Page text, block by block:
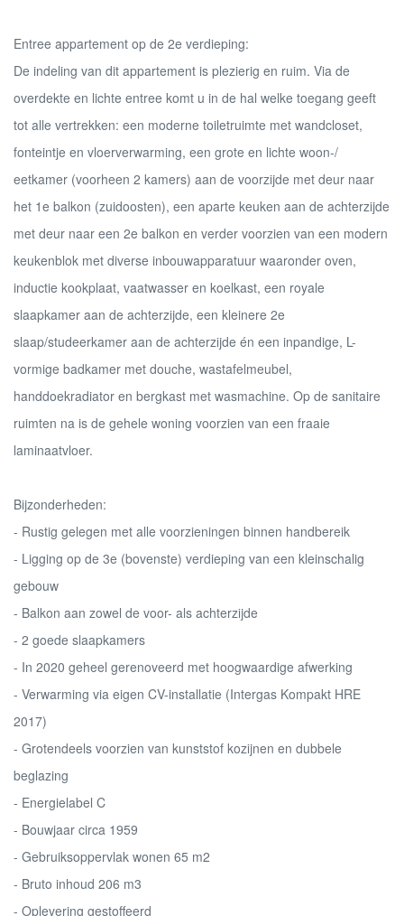
Entree appartement op de 2e verdieping:
De indeling van dit appartement is plezierig en ruim. Via de
overdekte en lichte entree komt u in de hal welke toegang geeft
tot alle vertrekken: een moderne toiletruimte met wandcloset,
fonteintje en vloerverwarming, een grote en lichte woon-/
eetkamer (voorheen 2 kamers) aan de voorzijde met deur naar
het 1e balkon (zuidoosten), een aparte keuken aan de achterzijde
met deur naar een 2e balkon en verder voorzien van een modern
keukenblok met diverse inbouwapparatuur waaronder oven,
inductie kookplaat, vaatwasser en koelkast, een royale
slaapkamer aan de achterzijde, een kleinere 2e
slaap/studeerkamer aan de achterzijde én een inpandige, L-
vormige badkamer met douche, wastafelmeubel,
handdoekradiator en bergkast met wasmachine. Op de sanitaire
ruimten na is de gehele woning voorzien van een fraaie
laminaatvloer.
Bijzonderheden:
- Rustig gelegen met alle voorzieningen binnen handbereik
- Ligging op de 3e (bovenste) verdieping van een kleinschalig
gebouw
- Balkon aan zowel de voor- als achterzijde
- 2 goede slaapkamers
- In 2020 geheel gerenoveerd met hoogwaardige afwerking
- Verwarming via eigen CV-installatie (Intergas Kompakt HRE
2017)
- Grotendeels voorzien van kunststof kozijnen en dubbele
beglazing
- Energielabel C
- Bouwjaar circa 1959
- Gebruiksoppervlak wonen 65 m2
- Bruto inhoud 206 m3
- Oplevering gestoffeerd